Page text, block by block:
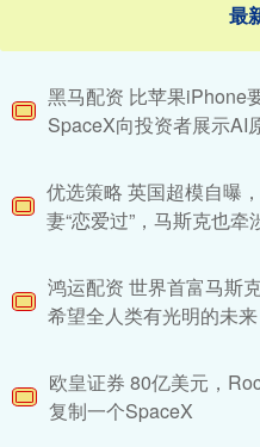
最
黑马配资 比苹果iPhone
SpaceX向投资者展示AI
优选策略 英国超模自曝
妻“恋爱过”，马斯克也牵
鸿运配资 世界首富马斯
希望全人类有光明的未来
欧皇证券 80亿美元，
复制一个SpaceX